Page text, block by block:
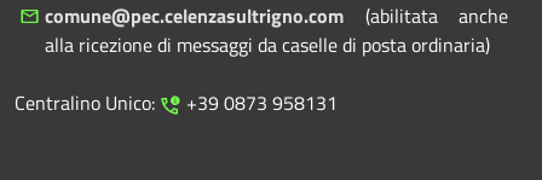
comune@pec.celenzasultrigno.com (abilitata anche
alla ricezione di messaggi da caselle di posta ordinaria)
Centralino Unico:
+39 0873 958131